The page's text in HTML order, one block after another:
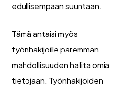
edullisempaan suuntaan.
Tämä antaisi myös
työnhakijoille paremman
mahdollisuuden hallita omia
tietojaan. Työnhakijoiden